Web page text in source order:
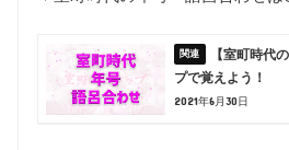
【室町時代
プで覚えよう！
2021年6月30日